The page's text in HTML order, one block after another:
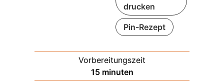
drucken
Pin-Rezept
Vorbereitungszeit
15minuten
minuten